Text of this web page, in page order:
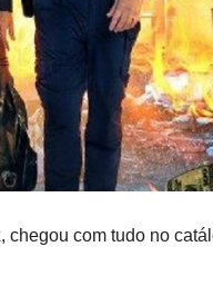
, chegou com tudo no